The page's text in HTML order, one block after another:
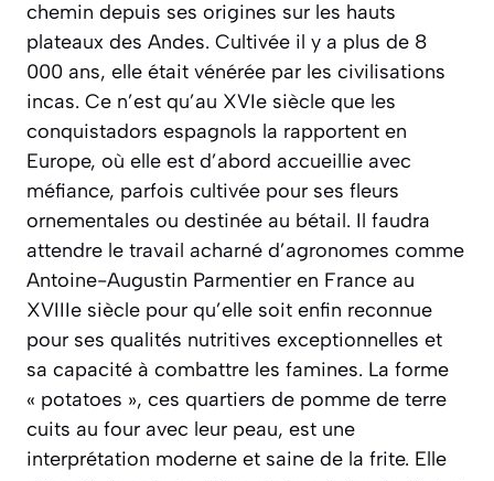
chemin depuis ses origines sur les hauts
plateaux des Andes. Cultivée il y a plus de 8
000 ans, elle était vénérée par les civilisations
incas. Ce n’est qu’au XVIe siècle que les
conquistadors espagnols la rapportent en
Europe, où elle est d’abord accueillie avec
méfiance, parfois cultivée pour ses fleurs
ornementales ou destinée au bétail. Il faudra
attendre le travail acharné d’agronomes comme
Antoine-Augustin Parmentier en France au
XVIIIe siècle pour qu’elle soit enfin reconnue
pour ses qualités nutritives exceptionnelles et
sa capacité à combattre les famines. La forme
« potatoes », ces quartiers de pomme de terre
cuits au four avec leur peau, est une
interprétation moderne et saine de la frite. Elle